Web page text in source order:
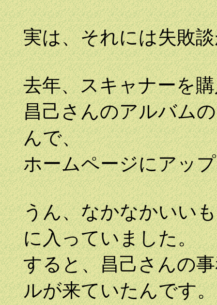
実は、それには失敗
去年、スキャナーを
昌己さんのアルバム
んで、
ホームページにアッ
うん、なかなかいい
に入っていました。
すると、昌己さんの
ルが来ていたんです。